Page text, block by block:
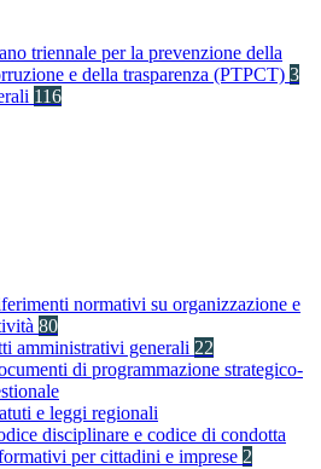
triennale per la prevenzione della
e della trasparenza (PTPCT) 3
116
normativi su organizzazione e
80
amministrativi generali 22
di programmazione strategico-
e leggi regionali
disciplinare e codice di condotta
per cittadini e imprese 2